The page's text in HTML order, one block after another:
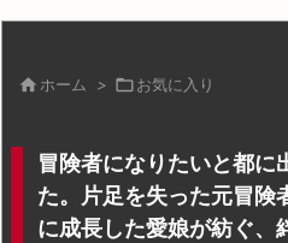
 ホーム > お気に入り
冒険者になりたいと都に
た。片足を失った元冒険
に成長した愛娘が紡ぐ、